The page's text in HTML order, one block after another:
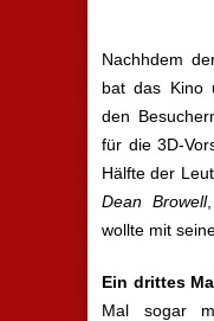
Nachhdem
bat das Kino
den
für die 3D-
Hälfte der
Dean Browell
wollte mit
Ein drittes
Mal sogar